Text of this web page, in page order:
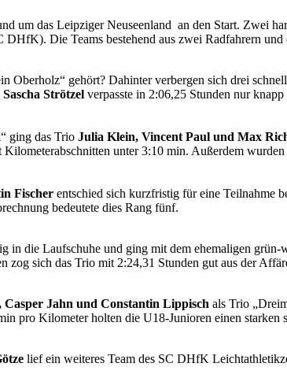
um das Leipziger Neuseenland an den Start. Zwei
Die Teams bestehend aus zwei Radfahrern
gehört? Dahinter verbergen sich drei
Strötzel verpasste in 2:06,25 Stunden nur
ging das TrioJulia Klein, Vincent Paul und Max
unter 3:10 min. Außerdem
Fischer entschied sich kurzfristig für eine Teilnahme
bedeutete dies Rang fünf.
in die Laufschuhe und ging mit dem ehemaligen
sich das Trio mit 2:24,31 Stunden gut aus der
Casper Jahn und Constantin Lippisch als Trio
pro Kilometer holten die U18-Junioren einen starken
lief ein weiteres Team des SC DHfK